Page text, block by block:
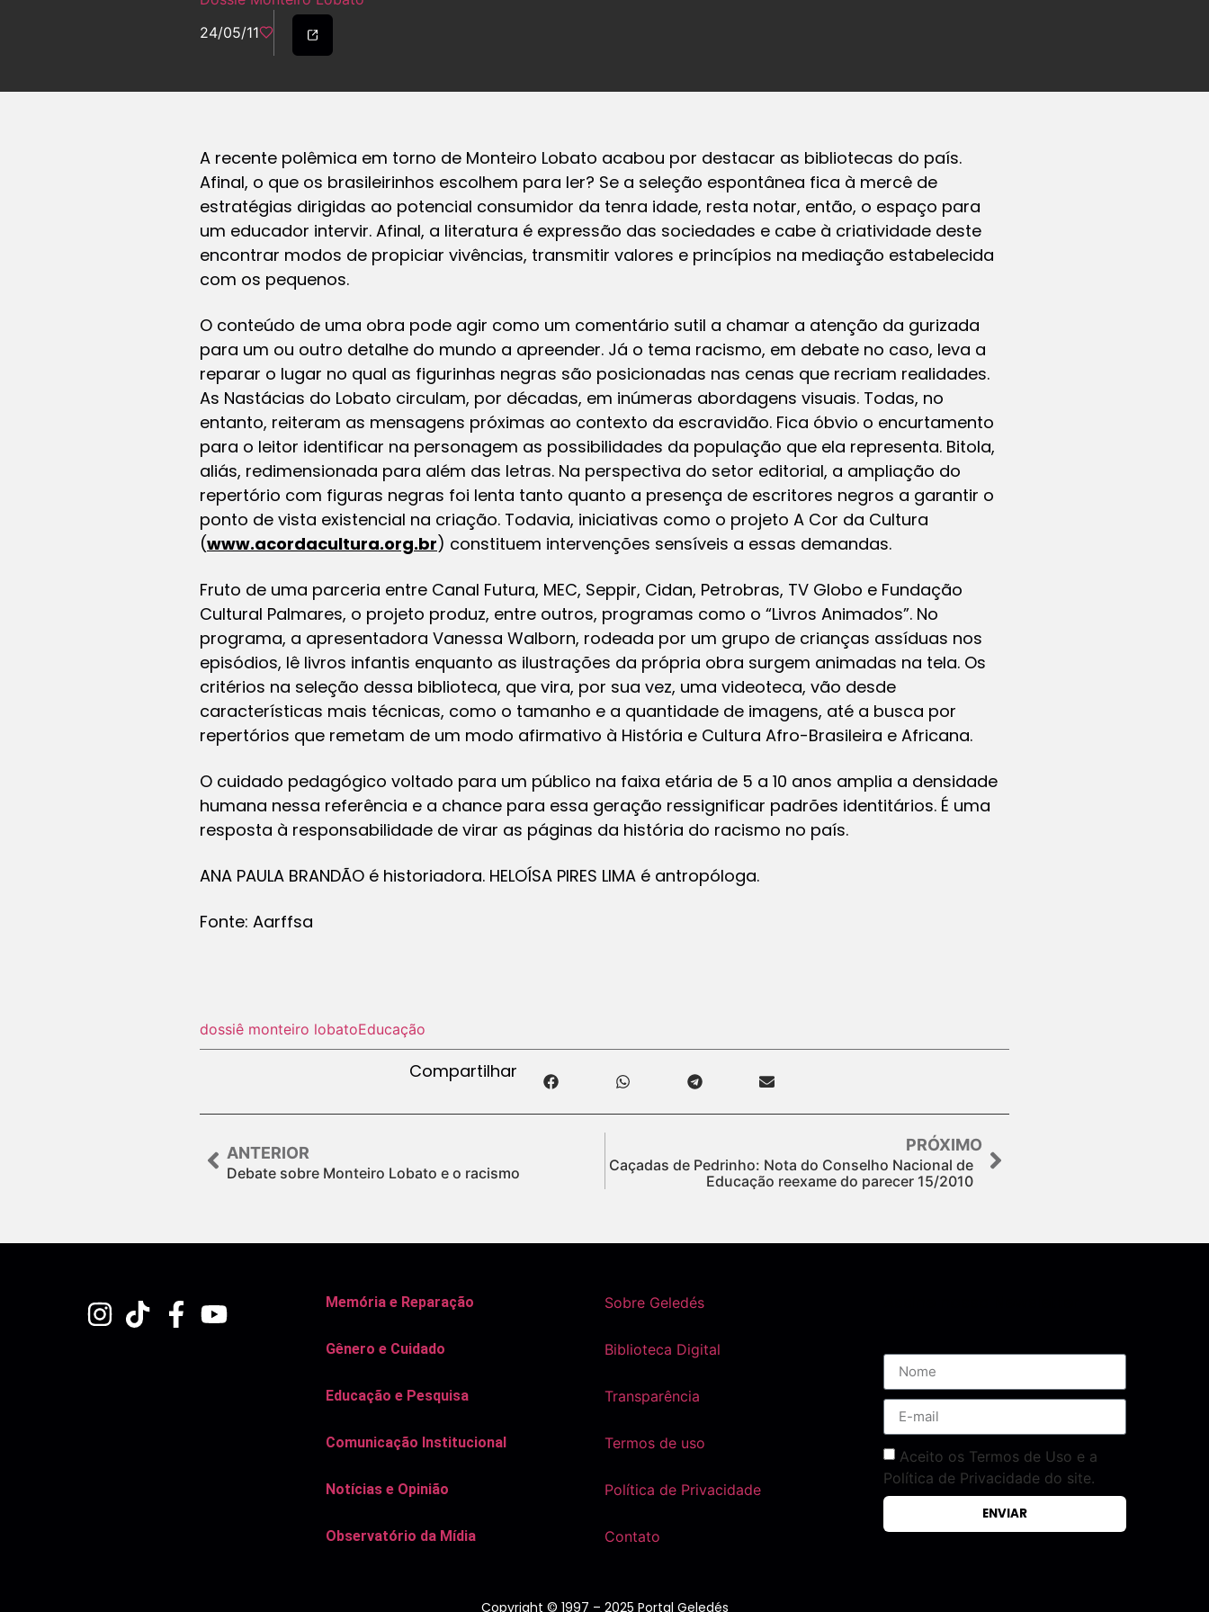
24/05/11
A recente polêmica em torno de Monteiro Lobato acabou por destacar as bibliotecas do país.
Afinal, o que os brasileirinhos escolhem para ler? Se a seleção espontânea fica à mercê de
estratégias dirigidas ao potencial consumidor da tenra idade, resta notar, então, o espaço para
um educador intervir. Afinal, a literatura é expressão das sociedades e cabe à criatividade deste
encontrar modos de propiciar vivências, transmitir valores e princípios na mediação estabelecida
com os pequenos.
O conteúdo de uma obra pode agir como um comentário sutil a chamar a atenção da gurizada
para um ou outro detalhe do mundo a apreender. Já o tema racismo, em debate no caso, leva a
reparar o lugar no qual as figurinhas negras são posicionadas nas cenas que recriam realidades.
As Nastácias do Lobato circulam, por décadas, em inúmeras abordagens visuais. Todas, no
entanto, reiteram as mensagens próximas ao contexto da escravidão. Fica óbvio o encurtamento
para o leitor identificar na personagem as possibilidades da população que ela representa. Bitola,
aliás, redimensionada para além das letras. Na perspectiva do setor editorial, a ampliação do
repertório com figuras negras foi lenta tanto quanto a presença de escritores negros a garantir o
ponto de vista existencial na criação. Todavia, iniciativas como o projeto A Cor da Cultura
(www.acordacultura.org.br) constituem intervenções sensíveis a essas demandas.
Fruto de uma parceria entre Canal Futura, MEC, Seppir, Cidan, Petrobras, TV Globo e Fundação
Cultural Palmares, o projeto produz, entre outros, programas como o “Livros Animados”. No
programa, a apresentadora Vanessa Walborn, rodeada por um grupo de crianças assíduas nos
episódios, lê livros infantis enquanto as ilustrações da própria obra surgem animadas na tela. Os
critérios na seleção dessa biblioteca, que vira, por sua vez, uma videoteca, vão desde
características mais técnicas, como o tamanho e a quantidade de imagens, até a busca por
repertórios que remetam de um modo afirmativo à História e Cultura Afro-Brasileira e Africana.
O cuidado pedagógico voltado para um público na faixa etária de 5 a 10 anos amplia a densidade
humana nessa referência e a chance para essa geração ressignificar padrões identitários. É uma
resposta à responsabilidade de virar as páginas da história do racismo no país.
ANA PAULA BRANDÃO é historiadora. HELOÍSA PIRES LIMA é antropóloga.
Fonte: Aarffsa
dossiê monteiro lobatoEducação
Compartilhar
ANTERIOR
Debate sobre Monteiro Lobato e o racismo
PRÓXIMO
Caçadas de Pedrinho: Nota do Conselho Nacional de
Educação reexame do parecer 15/2010
Memória e Reparação
Gênero e Cuidado
Educação e Pesquisa
Comunicação Institucional
Notícias e Opinião
Observatório da Mídia
Sobre Geledés
Biblioteca Digital
Transparência
Termos de uso
Política de Privacidade
Contato
Aceito os Termos de Uso e a
Política de Privacidade do site.
ENVIAR
Copyright © 1997 – 2025 Portal Geledés